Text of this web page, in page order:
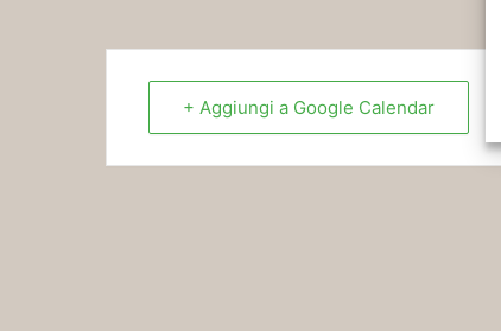
+ Aggiungi a Google Calendar